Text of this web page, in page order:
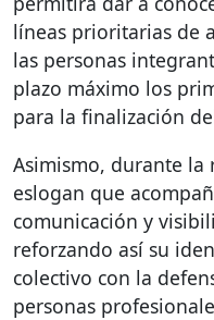
líneas prioritarias de
las personas
plazo máximo los
para la finalización
Asimismo, durante la
eslogan que
comunicación y
reforzando así su
colectivo con la
personas